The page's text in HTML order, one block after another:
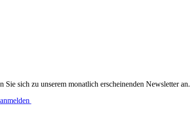
sich zu unserem monatlich erscheinenden Newsletter an.